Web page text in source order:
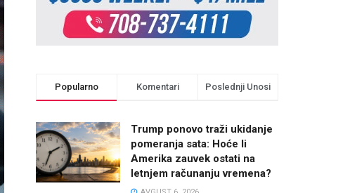
Popularno Komentari Poslednji Unosi
Trump ponovo traži ukidanje
pomeranja sata: Hoće li
Amerika zauvek ostati na
letnjem računanju vremena?